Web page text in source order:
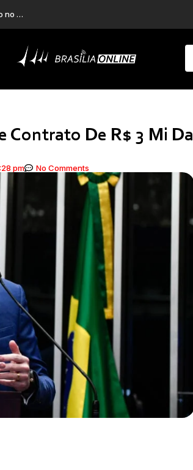
Acidente envolvendo caminhão, ônibus e carro mobiliza bombeiros na GO-010
Contrato De R$ 3 Mi Da
pm No Comments